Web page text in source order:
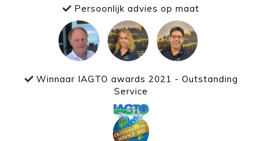
Persoonlijk advies op maat
Winnaar IAGTO awards 2021 - Outstanding
Service